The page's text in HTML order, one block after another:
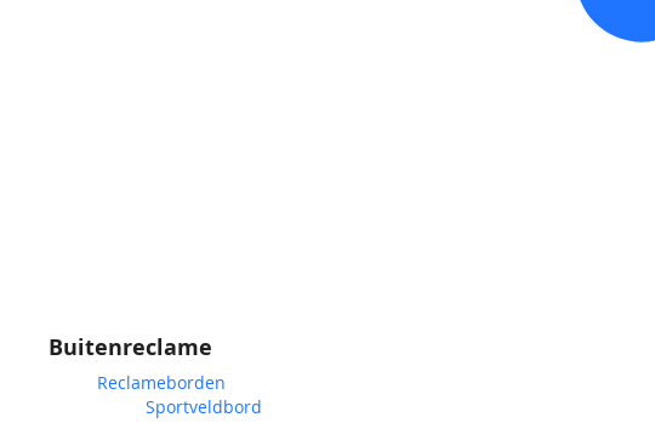
Buitenreclame
Reclameborden
Sportveldbord